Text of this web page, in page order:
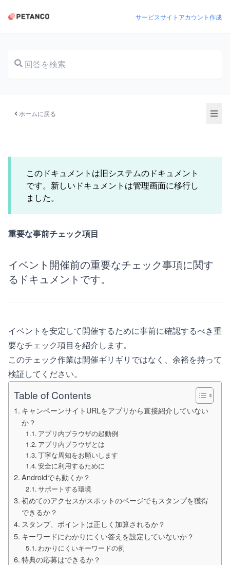
ドキュメント サービスサイト アカウント作成
ホームに戻る
このドキュメントは旧システムのドキュメント
です。新しいドキュメントは管理画面に移行し
ました。
重要な事前チェック項目
イベント開催前の重要なチェック事項に関す
るドキュメントです。
イベントを安定して開催するために事前に確認するべき重
要なチェック項目を紹介します。
このチェック作業は開催ギリギリではなく、余裕を持って
検証してください。
Table of Contents
キャンペーンサイトURLをアプリから直接紹介していない
か？
アプリ内ブラウザの起動例
アプリ内ブラウザとは
丁寧な周知をお願いします
安全に利用するために
Androidでも動くか？
サポートする環境
初めてのアクセスがスポットのページでもスタンプを獲得
できるか？
スタンプ、ポイントは正しく加算されるか？
キーワードにわかりにくい答えを設定していないか？
わかりにくいキーワードの例
特典の応募はできるか？